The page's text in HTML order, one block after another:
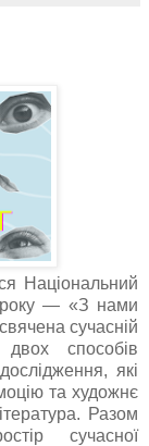
Національний
року — «З нами
сучасній
двох способів
які
та художнє
Разом
сучасної